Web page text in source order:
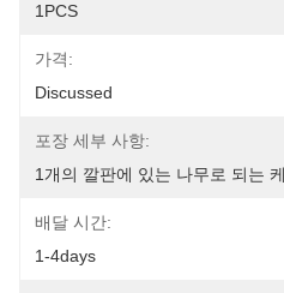
1PCS
가격:
Discussed
포장 세부 사항:
1개의 깔판에 있는 나무로 되는
배달 시간:
1-4days